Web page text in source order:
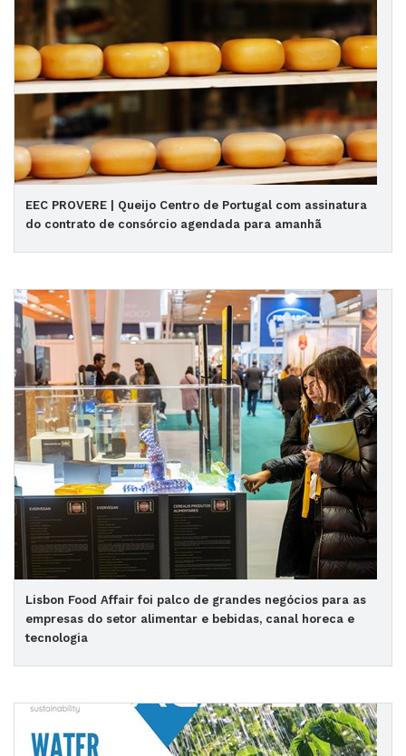
EEC PROVERE | Queijo Centro de Portugal com assinatura
do contrato de consórcio agendada para amanhã
Lisbon Food Affair foi palco de grandes negócios para as
empresas do setor alimentar e bebidas, canal horeca e
tecnologia